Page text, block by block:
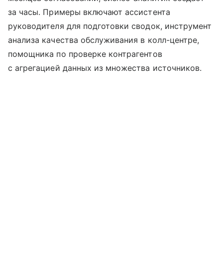
за часы. Примеры включают ассистента
руководителя для подготовки сводок, инструмент
анализа качества обслуживания в колл-центре,
помощника по проверке контрагентов
с агрегацией данных из множества источников.